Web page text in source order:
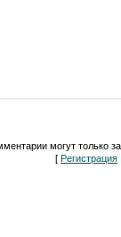
могут только
[ Регистрация